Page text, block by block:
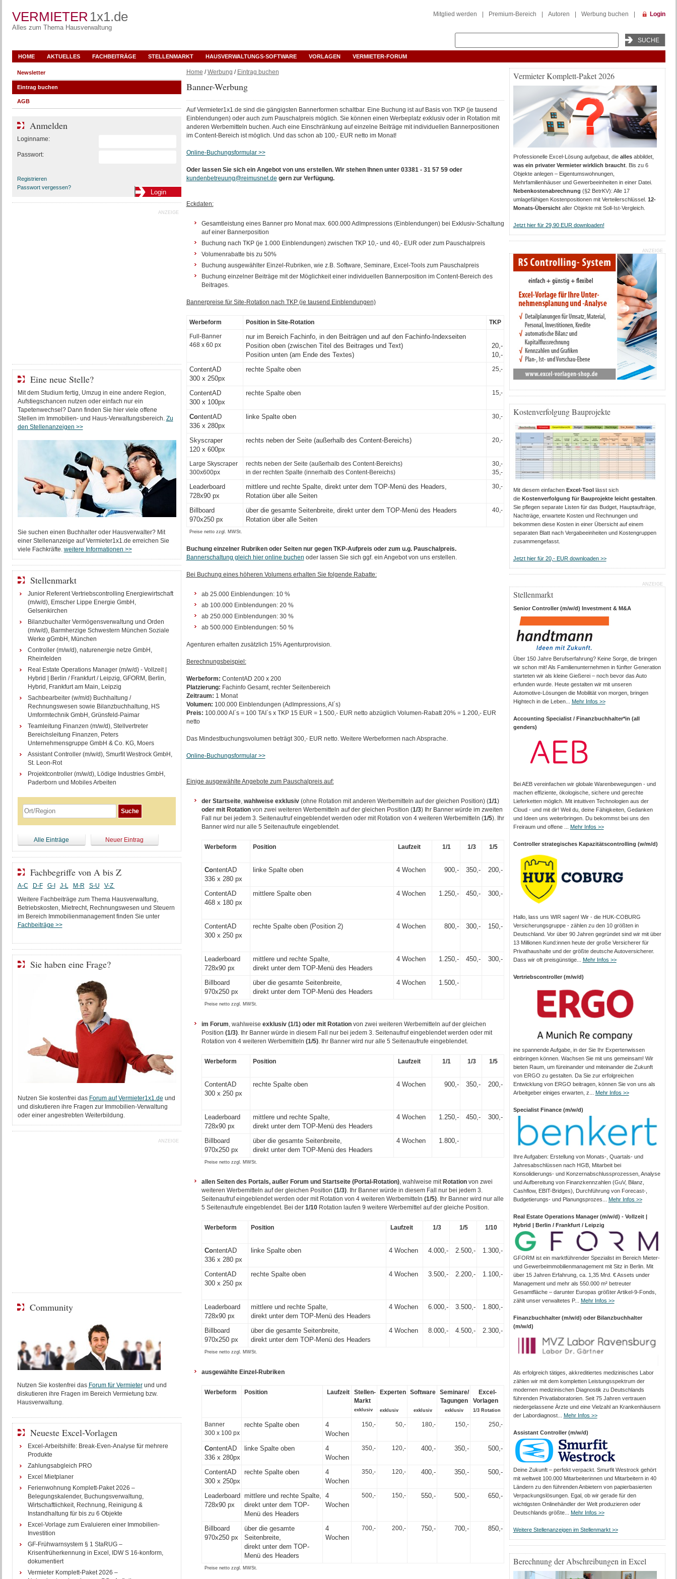
VERMIETER 1x1.de
Alles zum Thema Hausverwaltung
Mitglied werden Premium-Bereich Autoren Werbung buchen Login
HOME AKTUELLES FACHBEITRÄGE STELLENMARKT HAUSVERWALTUNGS-SOFTWARE VORLAGEN VERMIETER-FORUM
Home /Werbung / Eintrag buchen
Banner-Werbung
Auf Vermieter1x1.de sind die gängigsten Bannerformen schaltbar. Eine Buchung ist auf Basis von TKP (je tausend
Einblendungen) oder auch zum Pauschalpreis möglich. Sie können einen Werbeplatz exklusiv oder in Rotation mit
anderen Werbemitteln buchen. Auch eine Einschränkung auf einzelne Beiträge mit individuellen Bannerpositionen
im Content-Bereich ist möglich. Und das schon ab 100,- EUR netto im Monat!
Online-Buchungsformular >>
Oder lassen Sie sich ein Angebot von uns erstellen. Wir stehen Ihnen unter 03381 - 31 57 59 oder
kundenbetreuung@reimusnet.de gern zur Verfügung.
Eckdaten:
Gesamtleistung eines Banner pro Monat max. 600.000 AdImpressions (Einblendungen) bei Exklusiv-Schaltung
auf einer Bannerposition
Buchung nach TKP (je 1.000 Einblendungen) zwischen TKP 10,- und 40,- EUR oder zum Pauschalpreis
Volumenrabatte bis zu 50%
Buchung ausgewählter Einzel-Rubriken, wie z.B. Software, Seminare, Excel-Tools zum Pauschalpreis
Buchung einzelner Beiträge mit der Möglichkeit einer individuellen Bannerposition im Content-Bereich des
Beitrages.
Bannerpreise für Site-Rotation nach TKP (je tausend Einblendungen)
Werbeform Position in Site-Rotation
TKP
Full-Banner
468 x 60 px
nur im Bereich Fachinfo, in den Beiträgen und auf den Fachinfo-Indexseiten
Position oben (zwischen Titel des Beitrages und Text)
Position unten (am Ende des Textes)
20,-
10,-
ContentAD
300 x 250px
rechte Spalte oben 25,-
ContentAD
300 x 100px
rechte Spalte oben 15,-
ContentAD
336 x 280px
linke Spalte oben 30,-
Skyscraper
120 x 600px
rechts neben der Seite (außerhalb des Content-Bereichs) 20,-
Large Skyscraper
300x600px
rechts neben der Seite (außerhalb des Content-Bereichs)
in der rechten Spalte (innerhalb des Content-Bereichs)
30,-
35,-
Leaderboard
728x90 px
mittlere und rechte Spalte, direkt unter dem TOP-Menü des Headers,
Rotation über alle Seiten
30,-
Billboard
970x250 px
über die gesamte Seitenbreite, direkt unter dem TOP-Menü des Headers
Rotation über alle Seiten
40,-
Preise netto zzgl. MWSt.
Buchung einzelner Rubriken oder Seiten nur gegen TKP-Aufpreis oder zum u.g. Pauschalpreis.
Bannerschaltung gleich hier online buchen oder lassen Sie sich ggf. ein Angebot von uns erstellen.
Bei Buchung eines höheren Volumens erhalten Sie folgende Rabatte:
ab 25.000 Einblendungen: 10 %
ab 100.000 Einblendungen: 20 %
ab 250.000 Einblendungen: 30 %
ab 500.000 Einblendungen: 50 %
Agenturen erhalten zusätzlich 15% Agenturprovision.
Berechnungsbeispiel:
Werbeform: ContentAD 200 x 200
Platzierung: Fachinfo Gesamt, rechter Seitenbereich
Zeitraum: 1 Monat
Volumen: 100.000 Einblendungen (AdImpressions, AI´s)
Preis: 100.000 AI´s = 100 TAI´s x TKP 15 EUR = 1.500,- EUR netto abzüglich Volumen-Rabatt 20% = 1.200,- EUR
netto
Das Mindestbuchungsvolumen beträgt 300,- EUR netto. Weitere Werbeformen nach Absprache.
Online-Buchungsformular >>
Einige ausgewählte Angebote zum Pauschalpreis auf:
der Startseite, wahlweise exklusiv(ohne Rotation mit anderen Werbemitteln auf der gleichen Position) (1/1)
oder mit Rotationvon zwei weiteren Werbemitteln auf der gleichen Position (1/3) Ihr Banner würde im zweiten
Fall nur bei jedem 3. Seitenaufruf eingeblendet werden oder mit Rotation von 4 weiteren Werbemitteln (1/5). Ihr
Banner wird nur alle 5 Seitenaufrufe eingeblendet.
Werbeform Position Laufzeit 1/1 1/3 1/5
ContentAD
336 x 280 px
linke Spalte oben 4 Wochen 900,- 350,- 200,-
ContentAD
468 x 180 px
mittlere Spalte oben 4 Wochen 1.250,- 450,- 300,-
ContentAD
300 x 250 px
rechte Spalte oben (Position 2) 4 Wochen 800,- 300,- 150,-
Leaderboard
728x90 px
mittlere und rechte Spalte,
direkt unter dem TOP-Menü des Headers
4 Wochen 1.250,- 450,- 300,-
Billboard
970x250 px
über die gesamte Seitenbreite,
direkt unter dem TOP-Menü des Headers
4 Wochen 1.500,-
Preise netto zzgl. MWSt.
im Forum, wahlweise exklusiv (1/1) oder mit Rotationvon zwei weiteren Werbemitteln auf der gleichen
Position (1/3). Ihr Banner würde in diesem Fall nur bei jedem 3. Seitenaufruf eingeblendet werden oder mit
Rotation von 4 weiteren Werbemitteln (1/5). Ihr Banner wird nur alle 5 Seitenaufrufe eingeblendet.
Werbeform Position Laufzeit 1/1 1/3 1/5
ContentAD
300 x 250 px
rechte Spalte oben 4 Wochen 900,- 350,- 200,-
Leaderboard
728x90 px
mittlere und rechte Spalte,
direkt unter dem TOP-Menü des Headers
4 Wochen 1.250,- 450,- 300,-
Billboard
970x250 px
über die gesamte Seitenbreite,
direkt unter dem TOP-Menü des Headers
4 Wochen 1.800,-
Preise netto zzgl. MWSt.
allen Seiten des Portals, außer Forum und Startseite (Portal-Rotation), wahlweise mit Rotationvon zwei
weiteren Werbemitteln auf der gleichen Position (1/3). Ihr Banner würde in diesem Fall nur bei jedem 3.
Seitenaufruf eingeblendet werden oder mit Rotation von 4 weiteren Werbemitteln (1/5). Ihr Banner wird nur alle
5 Seitenaufrufe eingeblendet. Bei der 1/10Rotation laufen 9 weitere Werbemittel auf der gleiche Position.
Werbeform Position Laufzeit 1/3 1/5 1/10
ContentAD
336 x 280 px
linke Spalte oben 4 Wochen 4.000,- 2.500,- 1.300,-
ContentAD
300 x 250 px
rechte Spalte oben 4 Wochen 3.500,- 2.200,- 1.100,-
Leaderboard
728x90 px
mittlere und rechte Spalte,
direkt unter dem TOP-Menü des Headers
4 Wochen 6.000,- 3.500,- 1.800,-
Billboard
970x250 px
über die gesamte Seitenbreite,
direkt unter dem TOP-Menü des Headers
4 Wochen 8.000,- 4.500,- 2.300,-
Preise netto zzgl. MWSt.
ausgewählte Einzel-Rubriken
Werbeform Position Laufzeit
Stellen-
Markt
exklusiv
Experten
exklusiv
Software
exklusiv
Seminare/
Tagungen
exklusiv
Excel-
Vorlagen
1/3 Rotation
Banner
300 x 100 px
rechte Spalte oben
4
Wochen
150,- 50,- 180,- 150,- 250,-
ContentAD
336 x 280px
linke Spalte oben
4
Wochen
350,- 120,- 400,- 350,- 500,-
ContentAD
300 x 250px
rechte Spalte oben
4
Wochen
350,- 120,- 400,- 350,- 500,-
Leaderboard
728x90 px
mittlere und rechte Spalte,
direkt unter dem TOP-
Menü des Headers
4
Wochen
500,- 150,- 550,- 500,- 650,-
Billboard
970x250 px
über die gesamte
Seitenbreite,
direkt unter dem TOP-
Menü des Headers
4
Wochen
700,- 200,- 750,- 700,- 850,-
Preise netto zzgl. MWSt.
Newsletter
Eintrag buchen
AGB
Anmelden
Loginname:
Passwort:
Registrieren
Passwort vergessen?
ANZEIGE
Eine neue Stelle?
Mit dem Studium fertig, Umzug in eine andere Region,
Aufstiegschancen nutzen oder einfach nur ein
Tapetenwechsel? Dann finden Sie hier viele offene
Stellen im Immobilien- und Haus-Verwaltungsbereich. Zu
den Stellenanzeigen >>
Sie suchen einen Buchhalter oder Hausverwalter? Mit
einer Stellenanzeige auf Vermieter1x1.de erreichen Sie
viele Fachkräfte. weitere Informationen >>
Stellenmarkt
Junior Referent Vertriebscontrolling Energiewirtschaft
(m/w/d), Emscher Lippe Energie GmbH,
Gelsenkirchen
Bilanzbuchalter Vermögensverwaltung und Orden
(m/w/d), Barmherzige Schwestern München Soziale
Werke gGmbH, München
Controller (m/w/d), naturenergie netze GmbH,
Rheinfelden
Real Estate Operations Manager (m/w/d) - Vollzeit |
Hybrid | Berlin / Frankfurt / Leipzig, GFORM, Berlin,
Hybrid, Frankfurt am Main, Leipzig
Sachbearbeiter (w/m/d) Buchhaltung /
Rechnungswesen sowie Bilanzbuchhaltung, HS
Umformtechnik GmbH, Grünsfeld-Paimar
Teamleitung Finanzen (m/w/d), Stellvertreter
Bereichsleitung Finanzen, Peters
Unternehmensgruppe GmbH & Co. KG, Moers
Assistant Controller (m/w/d), Smurfit Westrock GmbH,
St. Leon-Rot
Projektcontroller (m/w/d), Lödige Industries GmbH,
Paderborn und Mobiles Arbeiten
Alle Einträge Neuer Eintrag
Fachbegriffe von A bis Z
A-C D-F G-I J-L M-R S-U
V-Z
Weitere Fachbeiträge zum Thema Hausverwaltung,
Betriebskosten, Mietrecht, Rechnungswesen und Steuern
im Bereich Immobilienmanagement finden Sie unter
Fachbeiträge >>
Sie haben eine Frage?
Nutzen Sie kostenfrei das Forum auf Vermieter1x1.de und
und diskutieren ihre Fragen zur Immobilien-Verwaltung
oder einer angestrebten Weiterbildung.
ANZEIGE
Community
Nutzen Sie kostenfrei das Forum für Vermieterund und
diskutieren ihre Fragen im Bereich Vermietung bzw.
Hausverwaltung.
Neueste Excel-Vorlagen
Excel-Arbeitshilfe: Break-Even-Analyse für mehrere
Produkte
Zahlungsabgleich PRO
Excel Mietplaner
Ferienwohnung Komplett-Paket 2026 –
Belegungskalender, Buchungsverwaltung,
Wirtschaftlichkeit, Rechnung, Reinigung &
Instandhaltung für bis zu 6 Objekte
Excel-Vorlage zum Evaluieren einer Immobilien-
Investition
GF-Frühwarnsystem § 1 StaRUG –
Krisenfrüherkennung in Excel, IDW S 16-konform,
dokumentiert
Vermieter Komplett-Paket 2026 –
Vermieter Komplett-Paket 2026
Professionelle Excel-Lösung aufgebaut, die allesabbildet,
was ein privater Vermieter wirklich braucht. Bis zu 6
Objekte anlegen – Eigentumswohnungen,
Mehrfamilienhäuser und Gewerbeeinheiten in einer Datei.
Nebenkostenabrechnung (§2 BetrKV): Alle 17
umlagefähigen Kostenpositionen mit Verteilerschlüssel. 12-
Monats-Übersichtaller Objekte mit Soll-Ist-Vergleich.
Jetzt hier für 29,90 EUR downloaden!
ANZEIGE
Kostenverfolgung Bauprojekte
Mit diesem einfachen Excel-Toollässt sich
die Kostenverfolgung für Bauprojekte leicht gestalten
Sie pflegen separate Listen für das Budget, Hauptaufträge,
Nachträge, erwartete Kosten und Rechnungen und
bekommen diese Kosten in einer Übersicht auf einem
separaten Blatt nach Vergabeeinheiten und Kostengruppen
zusammengefasst.
Jetzt hier für 20,- EUR downloaden >>
ANZEIGE
Stellenmarkt
Senior Controller (m/w/d) Investment & M&A
Über 150 Jahre Berufserfahrung? Keine Sorge, die bringen
wir schon mit! Als Familienunternehmen in fünfter Generation
starteten wir als kleine Gießerei – noch bevor das Auto
erfunden wurde. Heute gestalten wir mit unseren
Automotive-Lösungen die Mobilität von morgen, bringen
Hightech in die Leben... Mehr Infos >>
Accounting Specialist / Finanzbuchhalter*in (all
genders)
Bei AEB vereinfachen wir globale Warenbewegungen - und
machen effiziente, ökologische, sichere und gerechte
Lieferketten möglich. Mit intuitiven Technologien aus der
Cloud - und mit dir! Weil du, deine Fähigkeiten, Gedanken
und Ideen uns weiterbringen. Du bekommst bei uns den
Freiraum und offene ... Mehr Infos >>
Controller strategisches Kapazitätscontrolling (w/m/d)
Hallo, lass uns WIR sagen! Wir - die HUK-COBURG
Versicherungsgruppe - zählen zu den 10 größten in
Deutschland. Vor über 90 Jahren gegründet sind wir mit über
13 Millionen Kund:innen heute der große Versicherer für
Privathaushalte und der größte deutsche Autoversicherer.
Dass wir oft preisgünstige... Mehr Infos >>
Vertriebscontroller (m/w/d)
ine spannende Aufgabe, in der Sie Ihr Expertenwissen
einbringen können. Wachsen Sie mit uns gemeinsam! Wir
bieten Raum, um füreinander und miteinander die Zukunft
von ERGO zu gestalten. Da Sie zur erfolgreichen
Entwicklung von ERGO beitragen, können Sie von uns als
Arbeitgeber einiges erwarten, z... Mehr Infos >>
Specialist Finance (m/w/d)
Ihre Aufgaben: Erstellung von Monats‑, Quartals‑ und
Jahresabschlüssen nach HGB, Mitarbeit bei
Konsolidierungs‑ und Konzernabschlussprozessen, Analyse
und Aufbereitung von Finanzkennzahlen (GuV, Bilanz,
Cashflow, EBIT-Bridges), Durchführung von Forecast‑,
Budgetierungs‑ und Planungsprozes... Mehr Infos >>
Real Estate Operations Manager (m/w/d) - Vollzeit |
Hybrid | Berlin / Frankfurt / Leipzig
GFORM ist ein marktführender Spezialist im Bereich Mieter-
und Gewerbeimmobilienmanagement mit Sitz in Berlin. Mit
über 15 Jahren Erfahrung, ca. 1,35 Mrd. € Assets under
Management und mehr als 550.000 m² betreuter
Gesamtfläche – darunter Europas größter Artikel-9-Fonds,
zählt unser verwaltetes P... Mehr Infos >>
Finanzbuchhalter (m/w/d) oder Bilanzbuchhalter
(m/w/d)
Als erfolgreich tätiges, akkreditiertes medizinisches Labor
zählen wir mit dem kompletten Leistungs­spektrum der
modernen medizinischen Diagnostik zu Deutschlands
führenden Privat­laboratorien. Seit 75 Jahren vertrauen
nieder­gelassene Ärzte und eine Vielzahl an Kranken­häusern
der Labor­diagnost... Mehr Infos >>
Assistant Controller (m/w/d)
Deine Zukunft – perfekt verpackt. Smurfit Westrock gehört
mit weltweit 100.000 Mitarbeiter­innen und Mitarbeitern in 40
Ländern zu den führenden Anbietern von papier­basierten
Verpackungs­lösungen. Egal, ob wir gerade für den
wichtigsten Onlinehändler der Welt produzieren oder
Deutschlands größte... Mehr Infos >>
Weitere Stellenanzeigen im Stellenmarkt >>
Berechnung der Abschreibungen in Excel